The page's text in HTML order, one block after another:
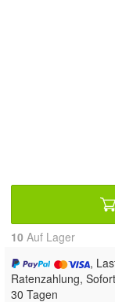
10 Auf Lager
,
Ratenzahlung,
30 Tagen